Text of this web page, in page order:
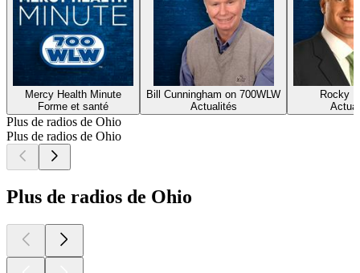
Mercy Health Minute
Forme et santé
Bill Cunningham on 700WLW
Actualités
Rocky
Plus de radios de Ohio
Plus de radios de Ohio
Plus de radios de Ohio